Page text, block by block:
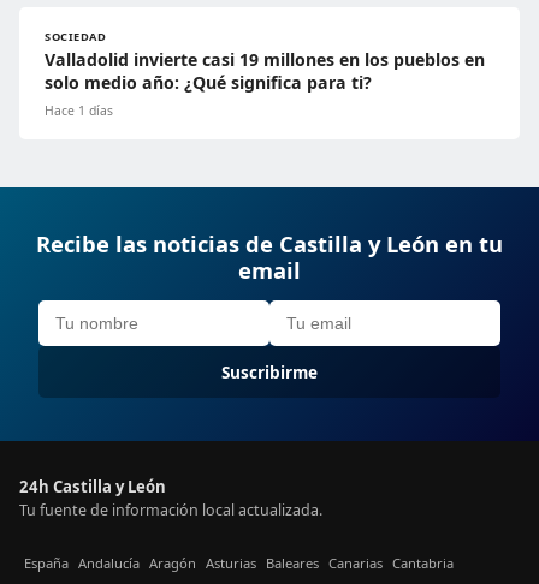
SOCIEDAD
Valladolid invierte casi 19 millones en los pueblos en
solo medio año: ¿Qué significa para ti?
Hace 1 días
Recibe las noticias de Castilla y León en tu
email
Suscribirme
24h Castilla y León
Tu fuente de información local actualizada.
España Andalucía Aragón Asturias Baleares Canarias Cantabria